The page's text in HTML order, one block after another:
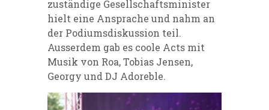
zuständige Gesellschaftsminister
hielt eine Ansprache und nahm an
der Podiumsdiskussion teil.
Ausserdem gab es coole Acts mit
Musik von Roa, Tobias Jensen,
Georgy und DJ Adoreble.